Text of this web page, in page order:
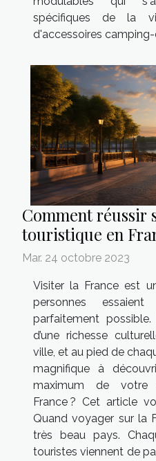
spécifiques de la
d'accessoires camping-
Comment réussir
touristique en
Mar. 24 octobre 2023
Visiter la France est
personnes
parfaitement
d’une richesse
ville, et au pied de
magnifique à
maximum de votre
France ? Cet article
Quand voyager sur la
très beau pays.
touristes viennent de